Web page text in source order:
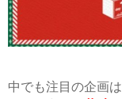
中でも注目の企画